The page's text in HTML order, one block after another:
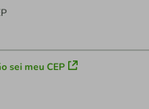
sei meu CEP